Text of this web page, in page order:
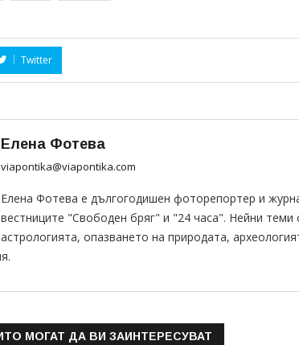
Twitter
Елена Фотева
viapontika@viapontika.com
Елена Фотева е дългогодишен фоторепортер и
вестниците "Свободен бряг" и "24 часа". Нейни теми
астрологията, опазването на природата,
МОГАТ ДА ВИ ЗАИНТЕРЕСУВАТ